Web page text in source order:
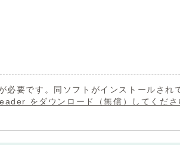
要です。同ソフトがインストールされ
をダウンロード（無償）してくださ